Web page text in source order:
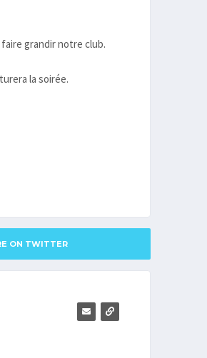
grandir notre club.
la soirée.
ON TWITTER